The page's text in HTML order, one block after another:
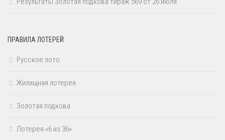
ПРАВИЛА ЛОТЕРЕЙ
Русское лото
Жилищная лотерея
Золотая подкова
Лотерея «6 из 36»